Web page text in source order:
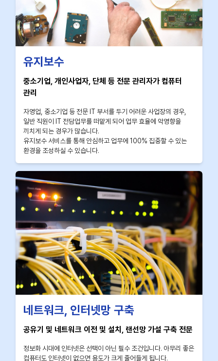
유지보수
중소기업, 개인사업자, 단체 등 전문 관리자가 컴퓨터
관리
자영업, 중소기업 등 전문 IT 부서를 두기 어려운 사업장의 경우,
일반 직원이 IT 전담업무를 떠맡게 되어 업무 효율에 악영향을
끼치게 되는 경우가 많습니다.
유지보수 서비스를 통해 안심하고 업무에 100% 집중할 수 있는
환경을 조성하실 수 있습니다.
네트워크, 인터넷망 구축
공유기 및 네트워크 이전 및 설치, 랜선망 가설 구축 전문
정보화 시대에 인터넷은 선택이 아닌 필수 조건입니다. 아무리 좋은
컴퓨터도 인터넷이 없으면 용도가 크게 줄어들게 됩니다.